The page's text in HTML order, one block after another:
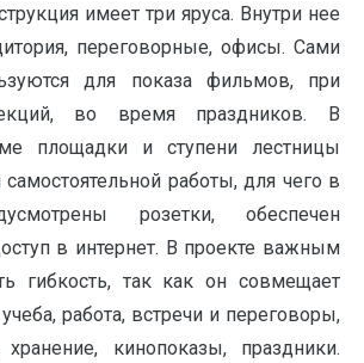
имеет три яруса. Внутри нее
переговорные, офисы. Сами
для показа фильмов, при
во время праздников. В
площадки и ступени лестницы
работы, для чего в
розетки, обеспечен
в интернет. В проекте важным
гибкость, так как он совмещает
работа, встречи и переговоры,
хранение, кинопоказы, праздники.